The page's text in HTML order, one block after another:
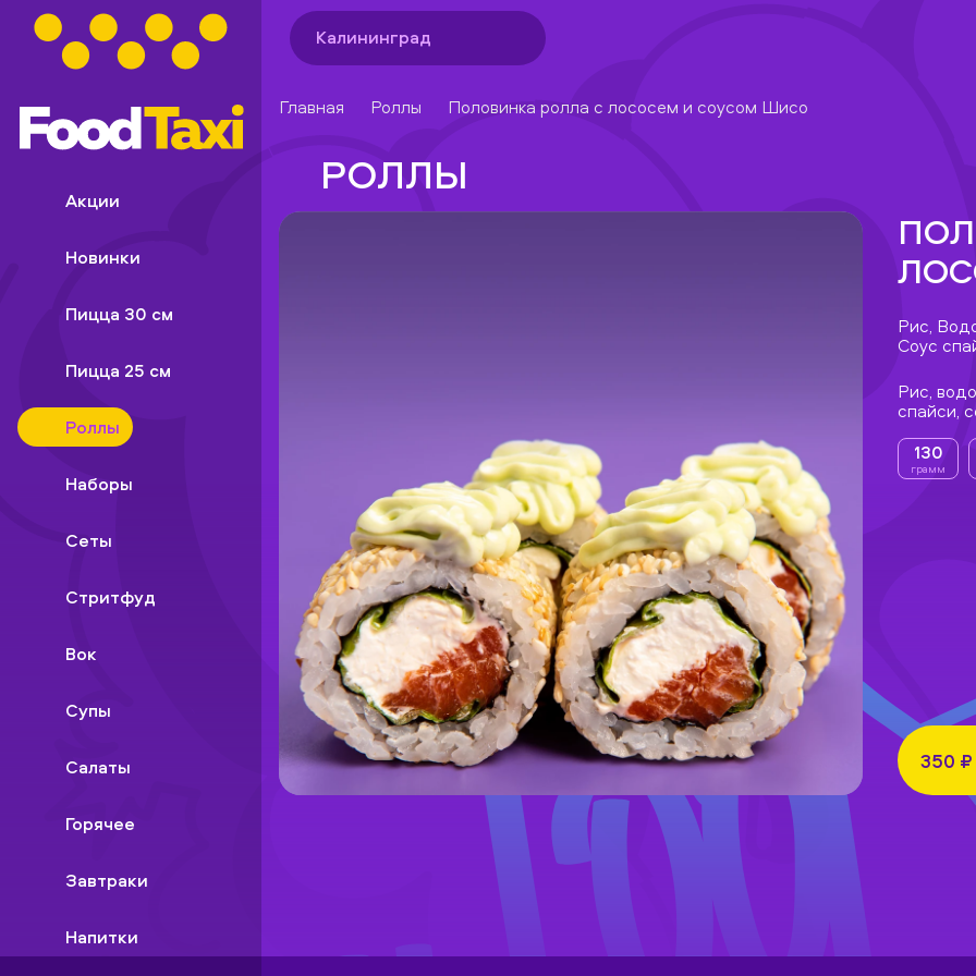
Калининград
Акции
Новинки
Пицца 30 см
Пицца 25 см
Роллы
Наборы
Сеты
Стритфуд
Вок
Супы
Салаты
Горячее
Завтраки
Напитки
Главная Роллы Половинка ролла с лососем и соусом Шисо
РОЛЛЫ
Рис,
Соус
Рис,
спайси,
130
грамм
350 ₽